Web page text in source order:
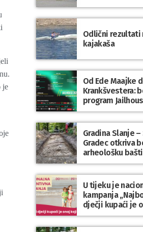
je
zahvalnosti te
hrvatskih
Odlični rezultati
kajakaša
Od Ede Maajke
Krankšvestera:
program
Festivala 2026. u
Lepoglavi
Gradina Slanje
Gradec otkriva
arheološku
Varaždinske
U tijeku je
kampanja
dječji kupaći je
koji se nosi“